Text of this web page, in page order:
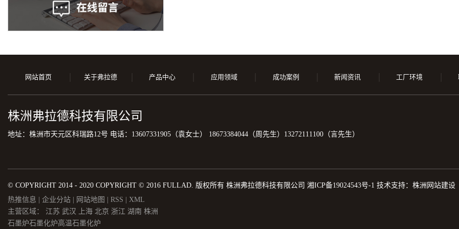
网站首页 关于弗拉德 产品中心 应用领域 成功案例 新闻资讯 工厂环境
株洲弗拉德科技有限公司
地址：株洲市天元区科瑞路12号 电话：13607331905（袁女士） 18673384044（周先生）13272111100（言先生）
© COPYRIGHT 2014 - 2020 COPYRIGHT © 2016 FULLAD. 版权所有 株洲弗拉德科技有限公司 湘ICP备19024543号-1 技术支持： 株洲网站建设
热推信息
企业分站 网站地图 RSS
XML
主营区域： 江苏 武汉 上海 北京 浙江 湖南 株洲
石墨炉石墨化炉高温石墨化炉